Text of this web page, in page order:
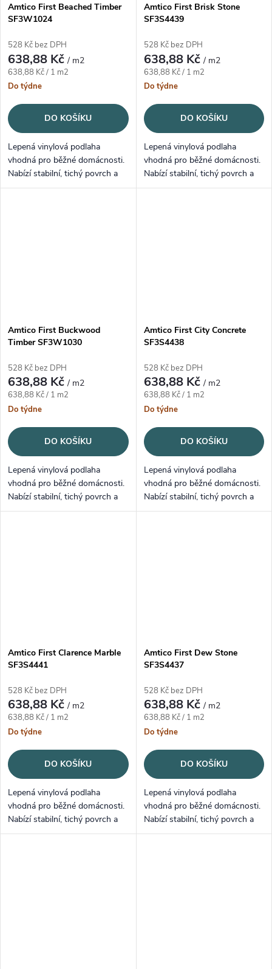
Amtico First Beached Timber
SF3W1024
528 Kč bez DPH
638,88 Kč/ m2
Měrná cena:
638,88 Kč / 1 m2
Do týdne
DO KOŠÍKU
Lepená vinylová podlaha
vhodná pro běžné domácnosti.
Nabízí stabilní, tichý povrch a
snadnou údržbu.
Amtico First Brisk Stone
SF3S4439
528 Kč bez DPH
638,88 Kč/ m2
Měrná cena:
638,88 Kč / 1 m2
Do týdne
DO KOŠÍKU
Lepená vinylová podlaha
vhodná pro běžné domácnosti.
Nabízí stabilní, tichý povrch a
snadnou údržbu.
Amtico First Buckwood
Timber SF3W1030
528 Kč bez DPH
638,88 Kč/ m2
Měrná cena:
638,88 Kč / 1 m2
Do týdne
DO KOŠÍKU
Lepená vinylová podlaha
vhodná pro běžné domácnosti.
Nabízí stabilní, tichý povrch a
snadnou údržbu.
Amtico First City Concrete
SF3S4438
528 Kč bez DPH
638,88 Kč/ m2
Měrná cena:
638,88 Kč / 1 m2
Do týdne
DO KOŠÍKU
Lepená vinylová podlaha
vhodná pro běžné domácnosti.
Nabízí stabilní, tichý povrch a
snadnou údržbu.
Amtico First Clarence Marble
SF3S4441
528 Kč bez DPH
638,88 Kč/ m2
Měrná cena:
638,88 Kč / 1 m2
Do týdne
DO KOŠÍKU
Lepená vinylová podlaha
vhodná pro běžné domácnosti.
Nabízí stabilní, tichý povrch a
snadnou údržbu.
Amtico First Dew Stone
SF3S4437
528 Kč bez DPH
638,88 Kč/ m2
Měrná cena:
638,88 Kč / 1 m2
Do týdne
DO KOŠÍKU
Lepená vinylová podlaha
vhodná pro běžné domácnosti.
Nabízí stabilní, tichý povrch a
snadnou údržbu.